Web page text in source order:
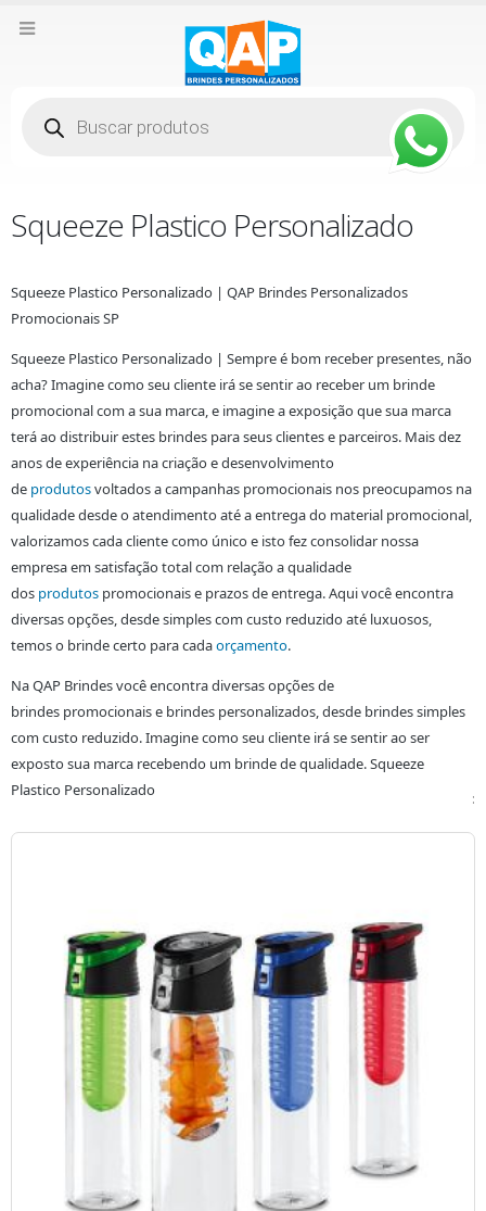
produtos
Squeeze Plastico Personalizado
Squeeze Plastico Personalizado | QAP Brindes Personalizados
Promocionais SP
Squeeze Plastico Personalizado | Sempre é bom receber presentes, não
acha? Imagine como seu cliente irá se sentir ao receber um brinde
promocional com a sua marca, e imagine a exposição que sua marca
terá ao distribuir estes brindes para seus clientes e parceiros. Mais dez
anos de experiência na criação e desenvolvimento
de produtosvoltados a campanhas promocionais nos preocupamos na
qualidade desde o atendimento até a entrega do material promocional,
valorizamos cada cliente como único e isto fez consolidar nossa
empresa em satisfação total com relação a qualidade
dos produtos promocionais e prazos de entrega. Aqui você encontra
diversas opções, desde simples com custo reduzido até luxuosos,
temos o brinde certo para cadaorçamento.
Na QAP Brindes você encontra diversas opções de
brindes promocionais e brindes personalizados, desde brindes simples
com custo reduzido. Imagine como seu cliente irá se sentir ao ser
exposto sua marca recebendo um brinde de qualidade. Squeeze
Plastico Personalizado
: